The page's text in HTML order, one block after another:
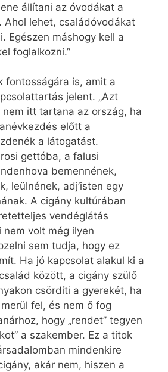
állítani az óvodákat a
Ahol lehet, családóvodákat
Egészen máshogy kell a
foglalkozni.”
fontosságára is, amit a
jelent. „Azt
itt tartana az ország, ha
előtt a
a látogatást.
gettóba, a falusi
bemennének,
leülnének, adj’isten egy
A cigány kultúrában
vendéglátás
nem volt még ilyen
sem tudja, hogy ez
Ha jó kapcsolat alakul ki a
között, a cigány szülő
csördíti a gyerekét, ha
fel, és nem ő fog
hogy „rendet” tegyen
a szakember. Ez a titok
mindenkire
akár nem, hiszen a